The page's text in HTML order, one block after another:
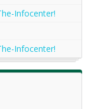
Infocenter!
Infocenter!